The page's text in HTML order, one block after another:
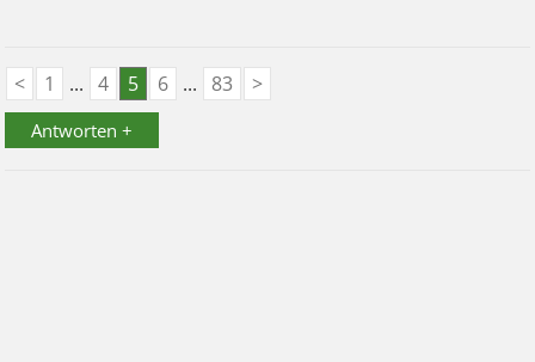
< 1 ... 4 5 6 ... 83 >
Antworten +